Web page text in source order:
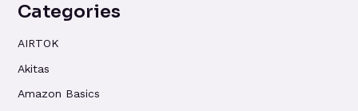
Categories
AIRTOK
Akitas
Amazon Basics